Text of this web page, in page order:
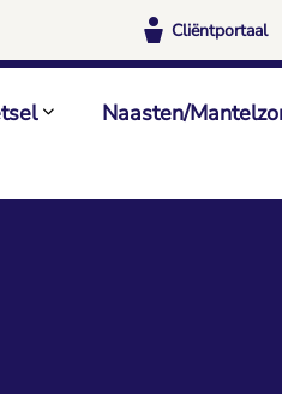
Cliëntportaal
Naasten/